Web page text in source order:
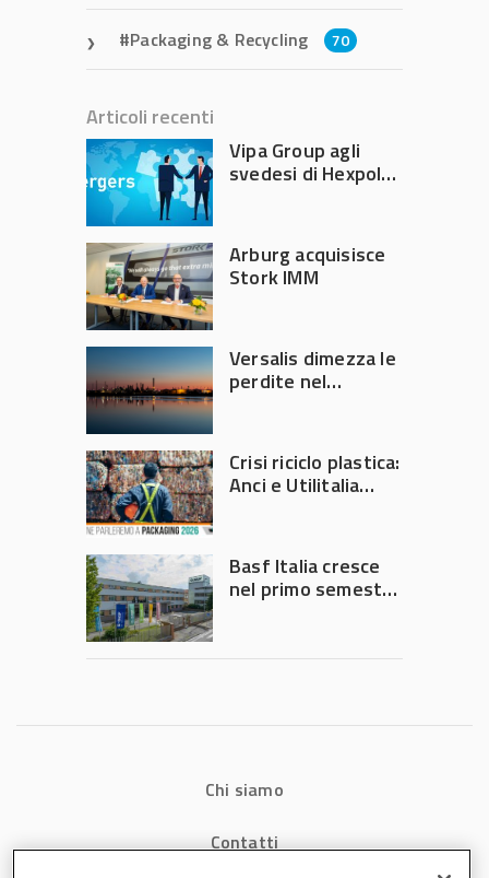
Packaging & Recycling 70
Articoli recenti
Vipa Group agli
svedesi di Hexpol
Arburg acquisisce
Stork IMM
Versalis dimezza le
perdite nel
Crisi riciclo plastica:
Anci e Utilitalia
Governo
Basf Italia cresce
nel primo semestre
Chi siamo
Contatti